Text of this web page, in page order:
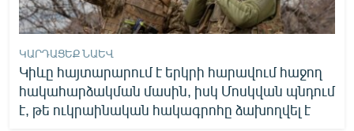
ԿԱՐԴԱՑԵՔ ՆԱԵՎ
Կիևը հայտարարում է երկրի հարավում հաջող
հակահարձակման մասին, իսկ Մոսկվան պնդում
է, թե ուկրաինական հակագրոհը ձախողվել է